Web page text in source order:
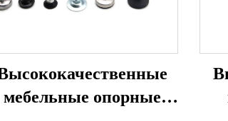
мебельные опорные